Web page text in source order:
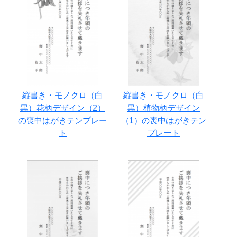
縦書き・モノクロ（白
黒）花柄デザイン（2）
の喪中はがきテンプレー
ト
縦書き・モノクロ（白
黒）植物柄デザイン
（1）の喪中はがきテン
プレート